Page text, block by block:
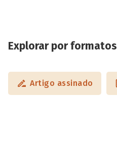
Explorar por formatos
Artigo assinado